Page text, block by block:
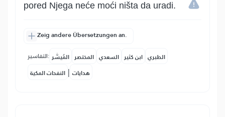
pored Njega neće moći ništa da uradi.
Zeig andere Übersetzungen an.
التفاسير: المُيسَّر المختصر السعدي ابن كثير الطبري
النفحات المكية | هدايات